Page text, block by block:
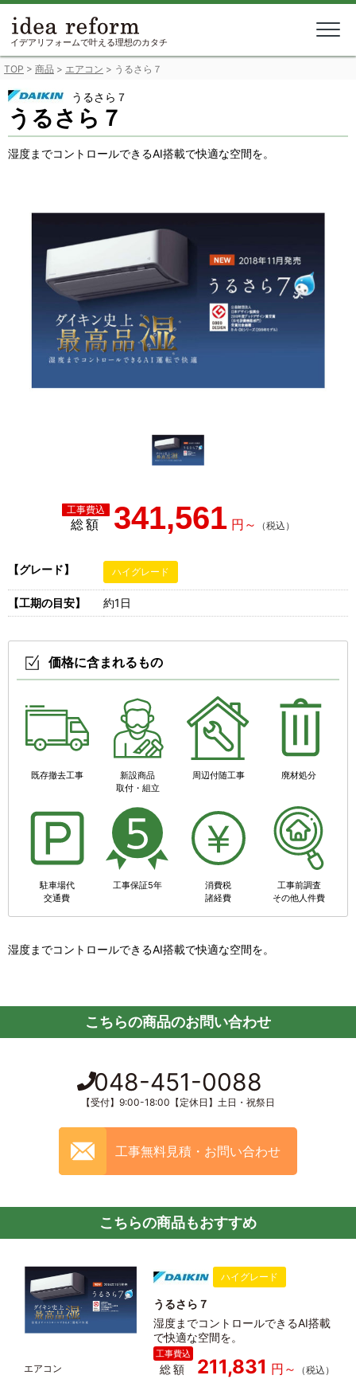
Skip
content
イデアリフォームで叶える理想のカタチ
TOP > 商品 > エアコン > うるさら７
うるさら７
うるさら７
湿度までコントロールできるAI搭載で快適な空間を。
総額 341,561
【グレード】 ハイグレード
【工期の目安】 約1日
価格に含まれるもの
既存撤去工事
新設商品
取付・組立
周辺付随工事 廃材処分
駐車場代
交通費
工事保証5年
消費税
諸経費
工事前調査
その他人件費
湿度までコントロールできるAI搭載で快適な空間を。
こちらの商品のお問い合わせ
048-451-0088
【受付】9:00-18:00【定休日】土日・祝祭日
工事無料見積・お問い合わせ
こちらの商品もおすすめ
ハイグレード
うるさら７
湿度までコントロールできるAI搭載
で快適な空間を。
総額 211,831